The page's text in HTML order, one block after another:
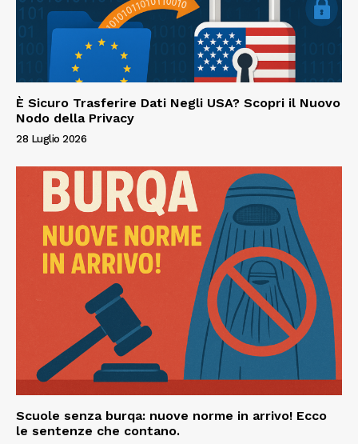
È Sicuro Trasferire Dati Negli USA? Scopri il Nuovo
Nodo della Privacy
28 Luglio 2026
Scuole senza burqa: nuove norme in arrivo! Ecco
le sentenze che contano.